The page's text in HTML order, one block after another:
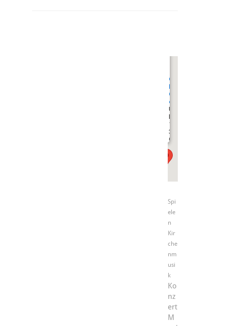
Oberhessischer
Künstlerbund
Gießen
e.V.
Unterer
Hardthof
13A
35389
Gießen
Spi
ele
n
Kir
che
nm
usi
k
Ko
nz
ert
M